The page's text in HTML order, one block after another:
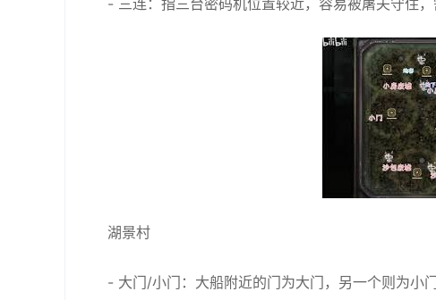
- 三连：指三台密码机位置较近，容易被屠夫守住，
湖景村
- 大门/小门：大船附近的门为大门，另一个则为小